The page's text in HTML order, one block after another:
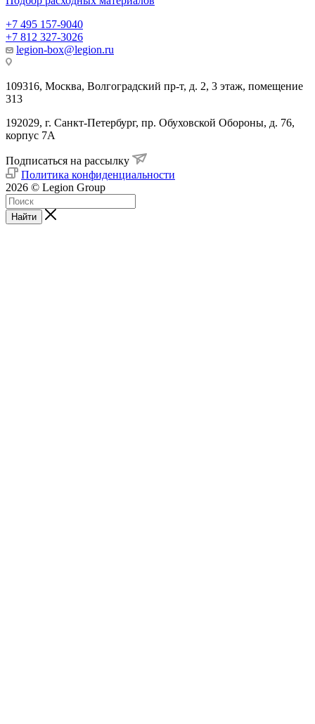
+7 495 157-9040
+7 812 327-3026
legion-box@legion.ru
109316, Москва, Волгоградский пр-т, д. 2, 3 этаж, помещение
313
192029, г. Санкт-Петербург, пр. Обуховской Обороны, д. 76,
корпус 7А
Подписаться на рассылку
Политика конфиденциальности
2026 © Legion Group
Найти